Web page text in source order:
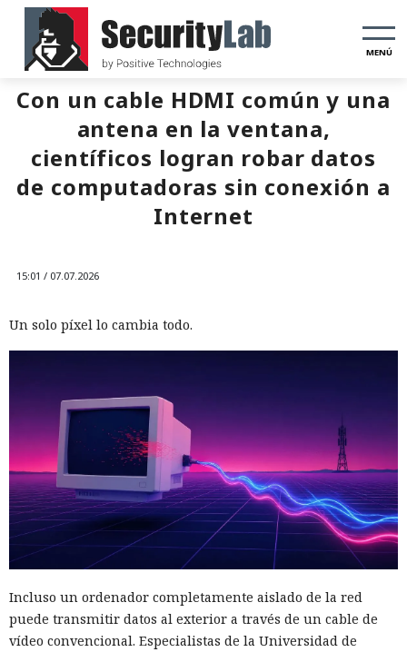
MENÚ
Con un cable HDMI común y una
antena en la ventana,
científicos logran robar datos
de computadoras sin conexión a
Internet
15:01 / 07.07.2026
Un solo píxel lo cambia todo.
Incluso un ordenador completamente aislado de la red
puede transmitir datos al exterior a través de un cable de
vídeo convencional. Especialistas de la Universidad de